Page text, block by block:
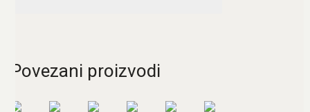
Povezani proizvodi